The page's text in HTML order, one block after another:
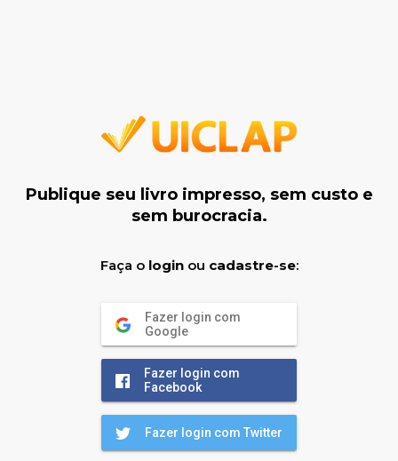
Publique seu livro impresso, sem custo e
sem burocracia.
Faça o loginou cadastre-se:
Fazer login com
Google
Fazer login com
Facebook
Fazer login com Twitter